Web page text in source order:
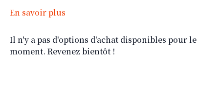
En savoir plus
Il n'y a pas d'options d'achat disponibles pour le
moment. Revenez bientôt !